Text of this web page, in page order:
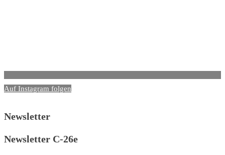
Auf Instagram folgen
Newsletter
Newsletter C-26e